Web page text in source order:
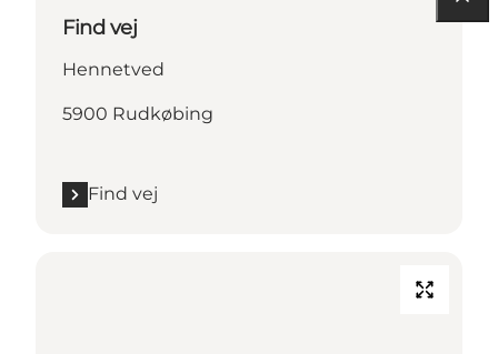
Find vej
Hennetved
5900 Rudkøbing
Find vej